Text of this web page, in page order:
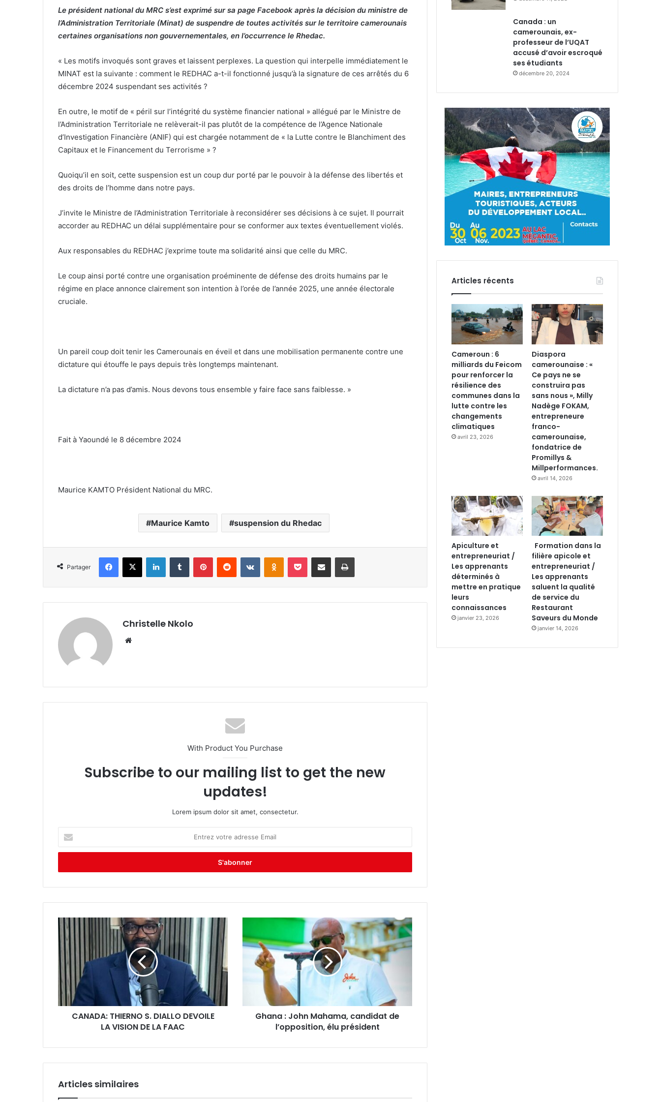
Le président national du MRC s’est exprimé sur sa page Facebook après la décision du ministre de
l’Administration Territoriale (Minat) de suspendre de toutes activités sur le territoire camerounais
certaines organisations non gouvernementales, en l’occurrence le Rhedac.
« Les motifs invoqués sont graves et laissent perplexes. La question qui interpelle immédiatement le
MINAT est la suivante : comment le REDHAC a-t-il fonctionné jusqu’à la signature de ces arrêtés du 6
décembre 2024 suspendant ses activités ?
En outre, le motif de « péril sur l’intégrité du système financier national » allégué par le Ministre de
l’Administration Territoriale ne relèverait-il pas plutôt de la compétence de l’Agence Nationale
d’Investigation Financière (ANIF) qui est chargée notamment de « la Lutte contre le Blanchiment des
Capitaux et le Financement du Terrorisme » ?
Quoiqu’il en soit, cette suspension est un coup dur porté par le pouvoir à la défense des libertés et
des droits de l’homme dans notre pays.
J’invite le Ministre de l’Administration Territoriale à reconsidérer ses décisions à ce sujet. Il pourrait
accorder au REDHAC un délai supplémentaire pour se conformer aux textes éventuellement violés.
Aux responsables du REDHAC j’exprime toute ma solidarité ainsi que celle du MRC.
Le coup ainsi porté contre une organisation proéminente de défense des droits humains par le
régime en place annonce clairement son intention à l’orée de l’année 2025, une année électorale
cruciale.
Un pareil coup doit tenir les Camerounais en éveil et dans une mobilisation permanente contre une
dictature qui étouffe le pays depuis très longtemps maintenant.
La dictature n’a pas d’amis. Nous devons tous ensemble y faire face sans faiblesse. »
Fait à Yaoundé le 8 décembre 2024
Maurice KAMTO Président National du MRC.
Maurice Kamto suspension du Rhedac
Partager
Christelle Nkolo
With Product You Purchase
Subscribe to our mailing list to get the new
updates!
Lorem ipsum dolor sit amet, consectetur.
t
e
o
r
d
r
e
s
e
i
CANADA: THIERNO S. DIALLO DEVOILE
LA VISION DE LA FAAC
Ghana : John Mahama, candidat de
l’opposition, élu président
Articles similaires
Canada : un
camerounais, ex-
professeur de l’UQAT
accusé d’avoir escroqué
ses étudiants
décembre 20, 2024
Articles récents
Cameroun : 6
milliards du Feicom
pour renforcer la
résilience des
communes dans la
lutte contre les
changements
climatiques
avril 23, 2026
Diaspora
camerounaise : «
Ce pays ne se
construira pas
sans nous », Milly
Nadège FOKAM,
entrepreneure
franco-
camerounaise,
fondatrice de
Promillys &
Millperformances.
avril 14, 2026
Apiculture et
entrepreneuriat /
Les apprenants
déterminés à
mettre en pratique
leurs
connaissances
janvier 23, 2026
Formation dans la
filière apicole et
entrepreneuriat /
Les apprenants
saluent la qualité
de service du
Restaurant
Saveurs du Monde
janvier 14, 2026